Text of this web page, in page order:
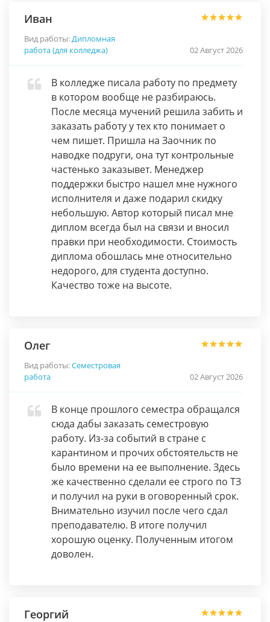
Иван
Вид работы:Дипломная
работа (для колледжа)
02 Август 2026
В колледже писала работу по предмету
в котором вообще не разбираюсь.
После месяца мучений решила забить и
заказать работу у тех кто понимает о
чем пишет. Пришла на Заочник по
наводке подруги, она тут контрольные
частенько заказывет. Менеджер
поддержки быстро нашел мне нужного
исполнителя и даже подарил скидку
небольшую. Автор который писал мне
диплом всегда был на связи и вносил
правки при необходимости. Стоимость
диплома обошлась мне относительно
недорого, для студента доступно.
Качество тоже на высоте.
Олег
Вид работы:Семестровая
работа
02 Август 2026
В конце прошлого семестра обращался
сюда дабы заказать семестровую
работу. Из-за событий в стране с
карантином и прочих обстоятельств не
было времени на ее выполнение. Здесь
же качественно сделали ее строго по ТЗ
и получил на руки в оговоренный срок.
Внимательно изучил после чего сдал
преподавателю. В итоге получил
хорошую оценку. Полученным итогом
доволен.
Георгий